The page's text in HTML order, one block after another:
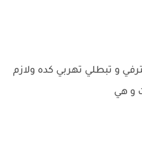
و تبطلي تهربي كده ولازم
و هي